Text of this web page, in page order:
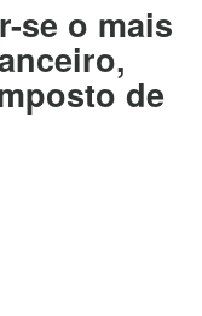
se o mais
de